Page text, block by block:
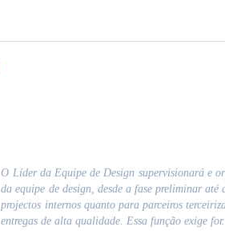
O Líder da Equipe de Design supervisionará e
da equipe de design, desde a fase preliminar até
projectos internos quanto para parceiros
entregas de alta qualidade. Essa função exige for...